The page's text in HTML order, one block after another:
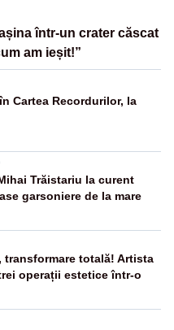
într-un crater căscat
am ieșit!”
Cartea Recordurilor, la
Trăistariu la curent
garsoniere de la mare
transformare totală! Artista
operații estetice într-o